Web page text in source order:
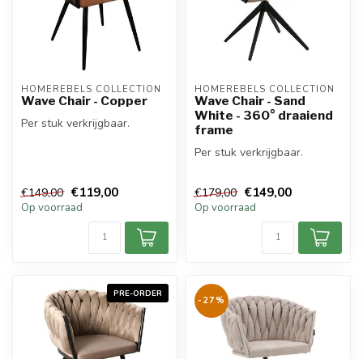
HOMEREBELS COLLECTION
Wave Chair - Copper
Per stuk verkrijgbaar.
€149,00 €119,00
Op voorraad
HOMEREBELS COLLECTION
Wave Chair - Sand
White - 360° draaiend
frame
Per stuk verkrijgbaar.
€179,00 €149,00
Op voorraad
PRE-ORDER
-27%